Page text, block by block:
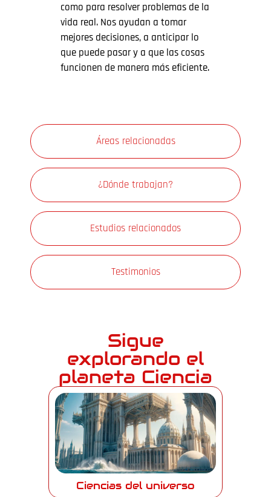
Áreas relacionadas
¿Dónde trabajan?
Estudios relacionados
Testimonios
como para resolver problemas de la
vida real. Nos ayudan a tomar
mejores decisiones, a anticipar lo
que puede pasar y a que las cosas
funcionen de manera más eficiente.
Sigue
explorando el
planeta Ciencia
Ciencias del universo